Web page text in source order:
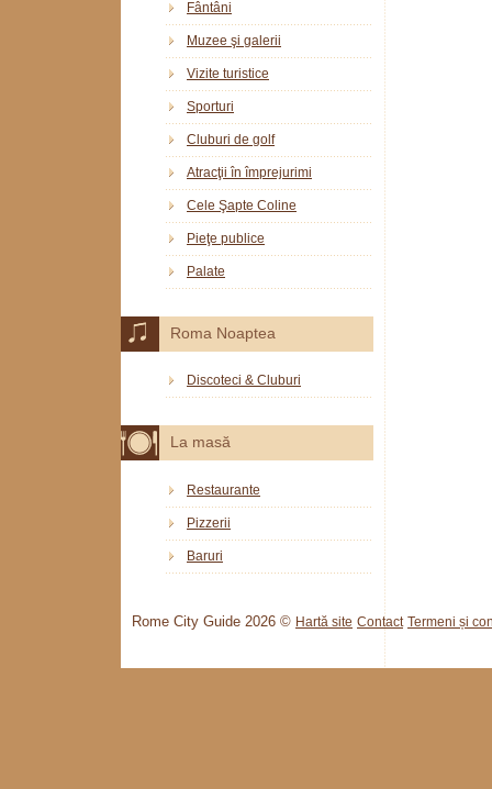
Fântâni
Muzee şi galerii
Vizite turistice
Sporturi
Cluburi de golf
Atracţii în împrejurimi
Cele Şapte Coline
Pieţe publice
Palate
Roma Noaptea
Discoteci & Cluburi
La masă
Restaurante
Pizzerii
Baruri
Rome City Guide 2026 © Hartă site Contact Termeni și